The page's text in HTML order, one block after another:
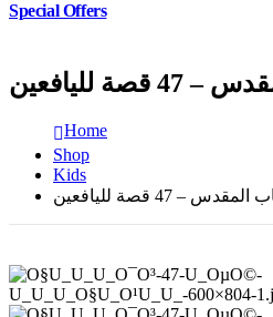
Special Offers
قصة لليافعين
Home
Shop
Kids
المقدس – 47 قصة لليافعين